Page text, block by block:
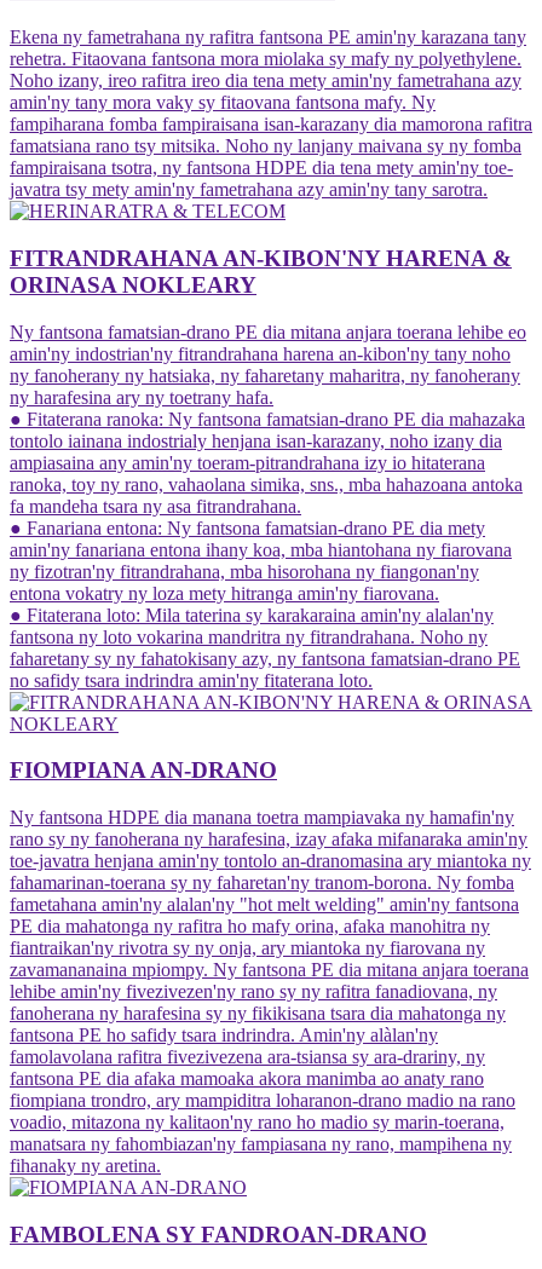
Ekena ny fametrahana ny rafitra fantsona PE amin'ny karazana tany
rehetra. Fitaovana fantsona mora miolaka sy mafy ny polyethylene.
Noho izany, ireo rafitra ireo dia tena mety amin'ny fametrahana azy
amin'ny tany mora vaky sy fitaovana fantsona mafy. Ny
fampiharana fomba fampiraisana isan-karazany dia mamorona rafitra
famatsiana rano tsy mitsika. Noho ny lanjany maivana sy ny fomba
fampiraisana tsotra, ny fantsona HDPE dia tena mety amin'ny toe-
javatra tsy mety amin'ny fametrahana azy amin'ny tany sarotra.
FITRANDRAHANA AN-KIBON'NY HARENA &
ORINASA NOKLEARY
Ny fantsona famatsian-drano PE dia mitana anjara toerana lehibe eo
amin'ny indostrian'ny fitrandrahana harena an-kibon'ny tany noho
ny fanoherany ny hatsiaka, ny faharetany maharitra, ny fanoherany
ny harafesina ary ny toetrany hafa.
● Fitaterana ranoka: Ny fantsona famatsian-drano PE dia mahazaka
tontolo iainana indostrialy henjana isan-karazany, noho izany dia
ampiasaina any amin'ny toeram-pitrandrahana izy io hitaterana
ranoka, toy ny rano, vahaolana simika, sns., mba hahazoana antoka
fa mandeha tsara ny asa fitrandrahana.
● Fanariana entona: Ny fantsona famatsian-drano PE dia mety
amin'ny fanariana entona ihany koa, mba hiantohana ny fiarovana
ny fizotran'ny fitrandrahana, mba hisorohana ny fiangonan'ny
entona vokatry ny loza mety hitranga amin'ny fiarovana.
● Fitaterana loto: Mila taterina sy karakaraina amin'ny alalan'ny
fantsona ny loto vokarina mandritra ny fitrandrahana. Noho ny
faharetany sy ny fahatokisany azy, ny fantsona famatsian-drano PE
no safidy tsara indrindra amin'ny fitaterana loto.
FIOMPIANA AN-DRANO
Ny fantsona HDPE dia manana toetra mampiavaka ny hamafin'ny
rano sy ny fanoherana ny harafesina, izay afaka mifanaraka amin'ny
toe-javatra henjana amin'ny tontolo an-dranomasina ary miantoka ny
fahamarinan-toerana sy ny faharetan'ny tranom-borona. Ny fomba
fametahana amin'ny alalan'ny "hot melt welding" amin'ny fantsona
PE dia mahatonga ny rafitra ho mafy orina, afaka manohitra ny
fiantraikan'ny rivotra sy ny onja, ary miantoka ny fiarovana ny
zavamananaina mpiompy. Ny fantsona PE dia mitana anjara toerana
lehibe amin'ny fivezivezen'ny rano sy ny rafitra fanadiovana, ny
fanoherana ny harafesina sy ny fikikisana tsara dia mahatonga ny
fantsona PE ho safidy tsara indrindra. Amin'ny alàlan'ny
famolavolana rafitra fivezivezena ara-tsiansa sy ara-drariny, ny
fantsona PE dia afaka mamoaka akora manimba ao anaty rano
fiompiana trondro, ary mampiditra loharanon-drano madio na rano
voadio, mitazona ny kalitaon'ny rano ho madio sy marin-toerana,
manatsara ny fahombiazan'ny fampiasana ny rano, mampihena ny
fihanaky ny aretina.
FAMBOLENA SY FANDROAN-DRANO